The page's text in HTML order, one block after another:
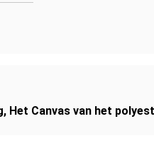
, Het Canvas van het